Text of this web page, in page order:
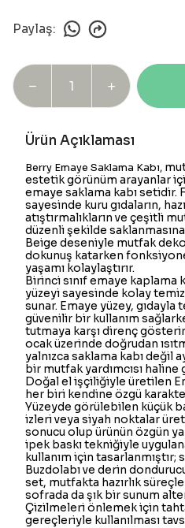
Paylaş:
Ürün Açıklaması
Berry Emaye Saklama Kabı,
estetik görünüm arayanlar
emaye saklama kabı setidir.
sayesinde kuru gıdaların,
atıştırmalıkların ve çeşitli
düzenli şekilde
Beige deseniyle mutfak
dokunuş katarken
yaşamı kolaylaştırır.
Birinci sınıf emaye kaplama
yüzeyi sayesinde kolay
sunar. Emaye yüzey, gıdayla
güvenilir bir kullanım
tutmaya karşı direnç gösterir.
ocak üzerinde doğrudan
yalnızca saklama kabı değil
bir mutfak yardımcısı haline
Doğal el işçiliğiyle üretilen
her biri kendine özgü
Yüzeyde görülebilen küçük
izleri veya siyah noktalar
sonucu olup ürünün özgün
ipek baskı tekniğiyle
kullanım için tasarlanmıştır;
Buzdolabı ve derin
set, mutfakta hazırlık
sofrada da şık bir sunum
Çizilmeleri önlemek için
gereçleriyle kullanılması